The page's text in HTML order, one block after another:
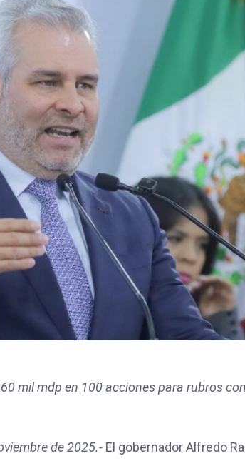
60 mil mdp en 100 acciones para rubros
de 2025.- El gobernador Alfredo